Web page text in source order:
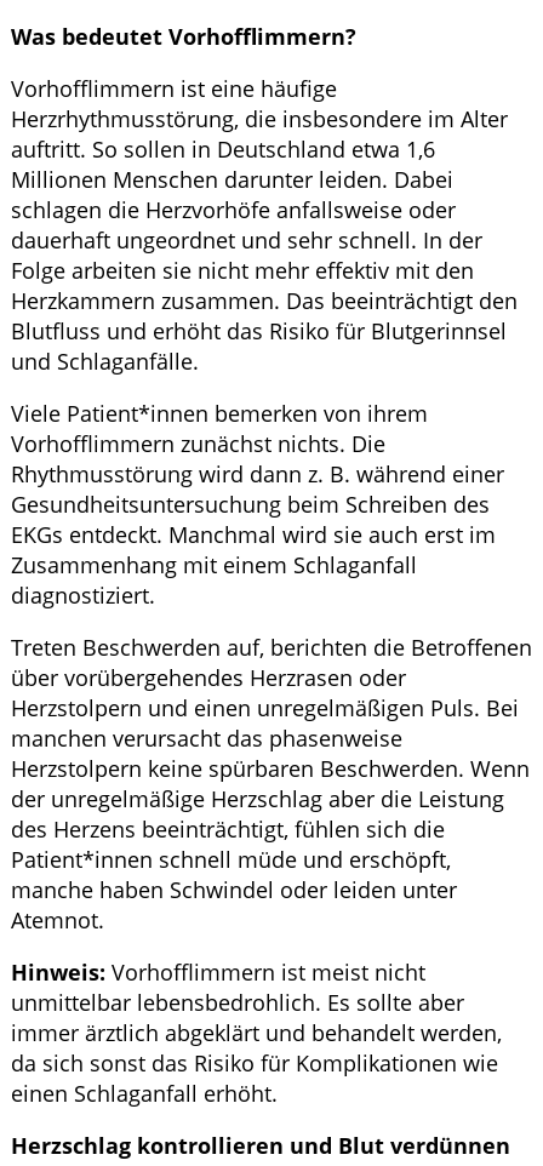
Was bedeutet Vorhofflimmern?
Vorhofflimmern ist eine häufige
Herzrhythmusstörung, die insbesondere im Alter
auftritt. So sollen in Deutschland etwa 1,6
Millionen Menschen darunter leiden. Dabei
schlagen die Herzvorhöfe anfallsweise oder
dauerhaft ungeordnet und sehr schnell. In der
Folge arbeiten sie nicht mehr effektiv mit den
Herzkammern zusammen. Das beeinträchtigt den
Blutfluss und erhöht das Risiko für Blutgerinnsel
und Schlaganfälle.
Viele Patient*innen bemerken von ihrem
Vorhofflimmern zunächst nichts. Die
Rhythmusstörung wird dann z. B. während einer
Gesundheitsuntersuchung beim Schreiben des
EKGs entdeckt. Manchmal wird sie auch erst im
Zusammenhang mit einem Schlaganfall
diagnostiziert.
Treten Beschwerden auf, berichten die Betroffenen
über vorübergehendes Herzrasen oder
Herzstolpern und einen unregelmäßigen Puls. Bei
manchen verursacht das phasenweise
Herzstolpern keine spürbaren Beschwerden. Wenn
der unregelmäßige Herzschlag aber die Leistung
des Herzens beeinträchtigt, fühlen sich die
Patient*innen schnell müde und erschöpft,
manche haben Schwindel oder leiden unter
Atemnot.
Hinweis: Vorhofflimmern ist meist nicht
unmittelbar lebensbedrohlich. Es sollte aber
immer ärztlich abgeklärt und behandelt werden,
da sich sonst das Risiko für Komplikationen wie
einen Schlaganfall erhöht.
Herzschlag kontrollieren und Blut verdünnen